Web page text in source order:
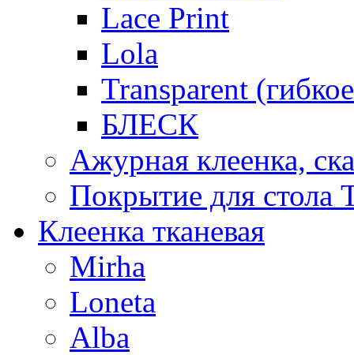
Lace Print
Lola
Transparent
БЛЕСК
Ажурная клеенка,
Покрытие для стола
Клеенка тканевая
Mirha
Loneta
Alba